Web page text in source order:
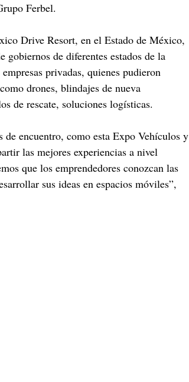
Ferbel.
Drive Resort, en el Estado de México,
gobiernos de diferentes estados de la
privadas, quienes pudieron
drones, blindajes de nueva
de rescate, soluciones logísticas.
encuentro, como esta Expo Vehículos y
las mejores experiencias a nivel
que los emprendedores conozcan las
sus ideas en espacios móviles”,